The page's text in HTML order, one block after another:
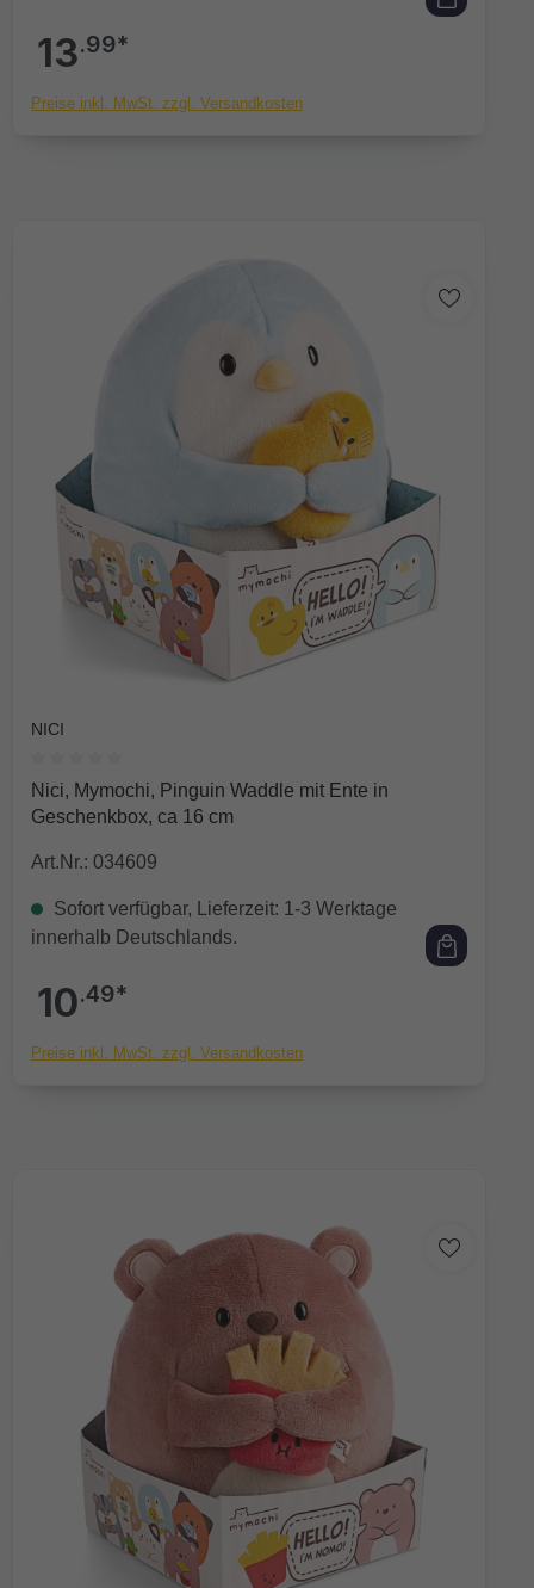
13.99*
Preise inkl. MwSt. zzgl. Versandkosten
NICI
Durchschnittliche Bewertung von 0 von 5 Sternen
Nici, Mymochi, Pinguin Waddle mit Ente in
Geschenkbox, ca 16 cm
Art.Nr.: 034609
Sofort verfügbar, Lieferzeit: 1-3 Werktage
innerhalb Deutschlands.
10.49*
Preise inkl. MwSt. zzgl. Versandkosten